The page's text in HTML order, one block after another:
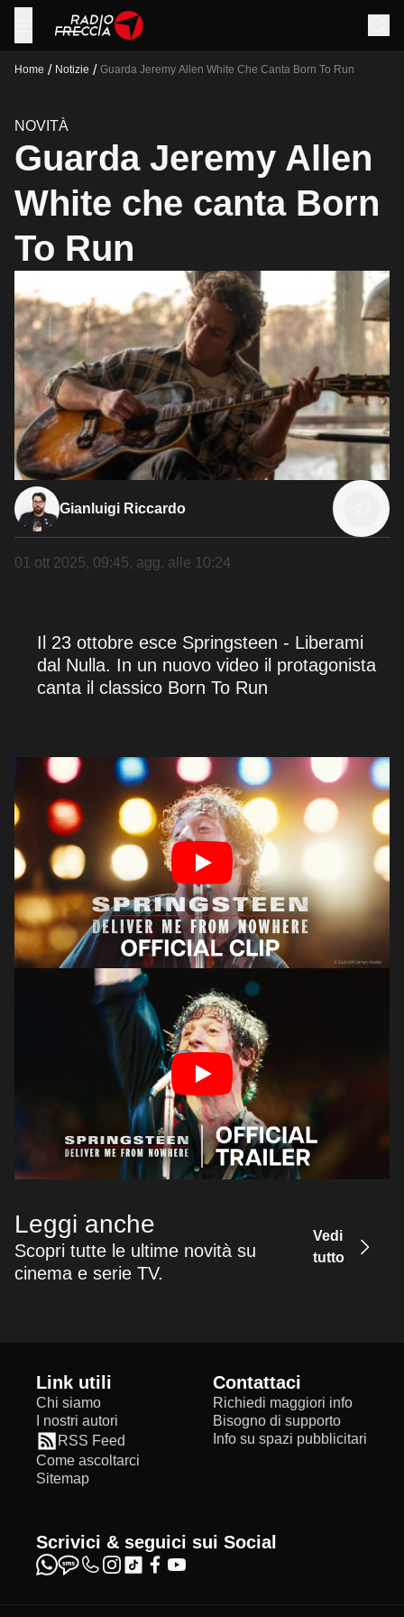
Home / Notizie / Guarda Jeremy Allen White Che Canta Born To Run
NOVITÀ
Guarda Jeremy Allen
White che canta Born
To Run
Gianluigi Riccardo
01 ott 2025, 09:45, agg. alle 10:24
Il 23 ottobre esce Springsteen - Liberami
dal Nulla. In un nuovo video il protagonista
canta il classico Born To Run
Leggi anche
Scopri tutte le ultime novità su
cinema e serie TV.
Vedi
tutto
Link utili
Chi siamo
I nostri autori
RSS Feed
Come ascoltarci
Sitemap
Contattaci
Richiedi maggiori info
Bisogno di supporto
Info su spazi pubblicitari
Scrivici & seguici sui Social